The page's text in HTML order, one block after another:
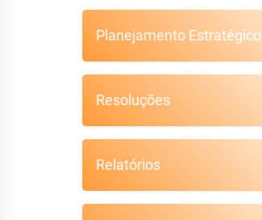
Planejamento Estratégico
Resoluções
Relatórios